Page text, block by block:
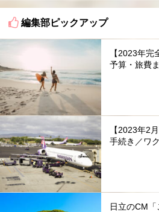
編集部ピックアップ
【2023年完
予算・旅費
【2023年2
手続き／ワ
日立のCM